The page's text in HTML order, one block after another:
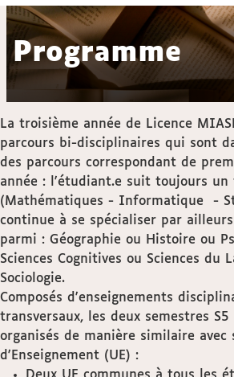
Programme
La troisième année de Licence
parcours bi-disciplinaires qui sont
des parcours correspondant de
année : l'étudiant.e suit toujours un
(Mathématiques - Informatique -
continue à se spécialiser par ailleurs
parmi : Géographie ou Histoire ou
Sciences Cognitives ou Sciences du
Sociologie.
Composés d'enseignements
transversaux, les deux semestres
organisés de manière similaire avec
d'Enseignement (UE) :